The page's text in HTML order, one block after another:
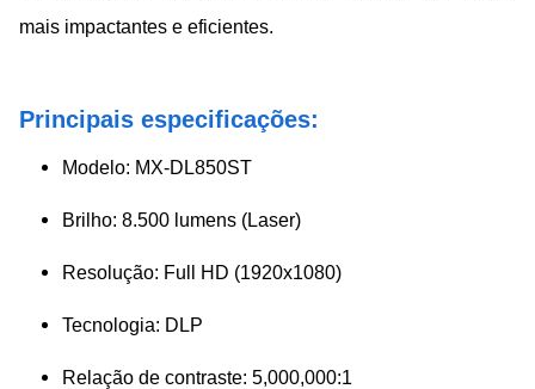
mais impactantes e eficientes.
Principais especificações:
Modelo: MX-DL850ST
Brilho: 8.500 lumens (Laser)
Resolução: Full HD (1920x1080)
Tecnologia: DLP
Relação de contraste: 5,000,000:1